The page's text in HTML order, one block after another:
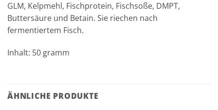
GLM, Kelpmehl, Fischprotein, Fischsoße, DMPT,
Buttersäure und Betain. Sie riechen nach
fermentiertem Fisch.
Inhalt: 50 gramm
ÄHNLICHE PRODUKTE